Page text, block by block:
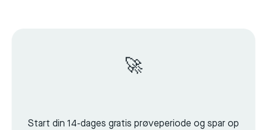
🚀
Start din 14-dages gratis prøveperiode og spar op